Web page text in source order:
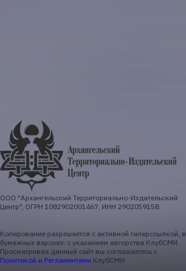
ООО "Архангельский Территориально-Издательский
Центр", ОГРН 1082902001467, ИНН 2902059158.
Копирование разрешается с активной гиперссылкой, в
бумажных версиях: с указанием авторства КлубСМИ.
Просматривая данный сайт вы соглашаетесь с
Политикой и Регламентами КлубСМИ.